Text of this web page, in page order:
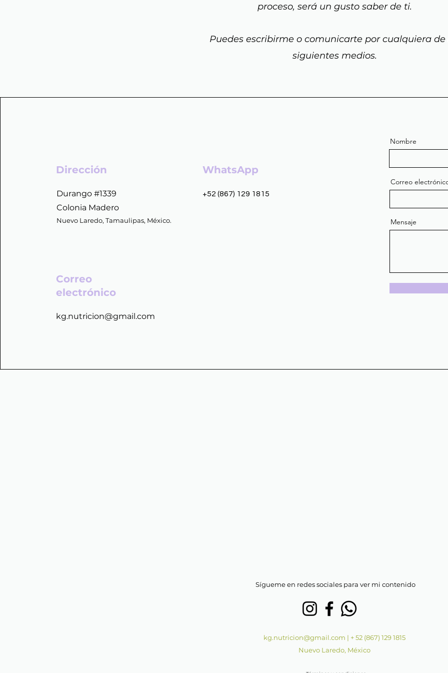
proceso, será un gusto saber de ti.
Puedes escribirme o comunicarte por cualquiera de
siguientes medios.
Dirección
Durango #1339
Colonia Madero
Nuevo Laredo, Tamaulipas, México.
WhatsApp
+52 (867) 129 1815
Correo
electrónico
kg.nutricion@gmail.com
Nombre
Correo
Mensaje
Sígueme en redes sociales para ver mi contenido
kg.nutricion@gmail.com | + 52 (867) 129 1815
Nuevo Laredo, México